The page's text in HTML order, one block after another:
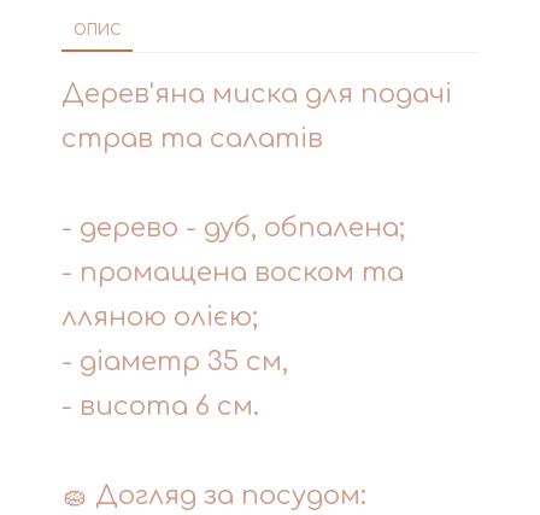
ОПИС
Дерев'яна миска для подачі
страв та салатів
- дерево - дуб, обпалена;
- промащена воском та
лляною олією;
- діаметр 35 см,
- висота 6 см.
🧽 Догляд за посудом: